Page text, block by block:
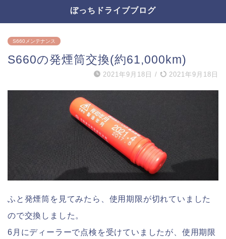
ぼっちドライブブログ
S660メンテナンス
S660の発煙筒交換(約61,000km)
2021年9月18日 / 2021年9月18日
ふと発煙筒を見てみたら、使用期限が切れていました
ので交換しました。
6月にディーラーで点検を受けていましたが、使用期限